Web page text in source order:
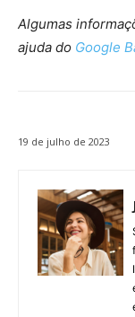
Algumas
ajuda do Google
19 de julho de 2023